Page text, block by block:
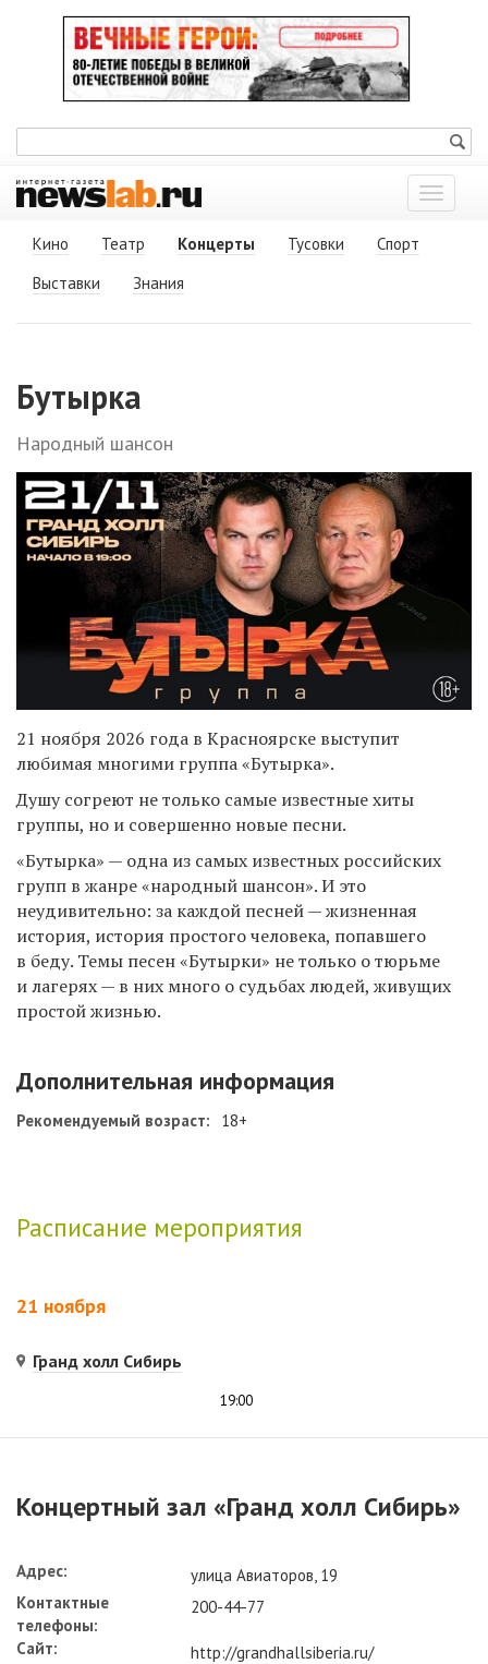
Показать
меню
Кино
Театр Концерты Тусовки
Спорт
Выставки
Знания
Бутырка
Народный шансон
21 ноября 2026 года в Красноярске выступит
любимая многими группа «Бутырка».
Душу согреют не только самые известные хиты
группы, но и совершенно новые песни.
«Бутырка» — одна из самых известных российских
групп в жанре «народный шансон». И это
неудивительно: за каждой песней — жизненная
история, история простого человека, попавшего
в беду. Темы песен «Бутырки» не только о тюрьме
и лагерях — в них много о судьбах людей, живущих
простой жизнью.
Дополнительная информация
Рекомендуемый возраст: 18+
Расписание мероприятия
21 ноября
Гранд холл Сибирь
19:00
Концертный зал «Гранд холл Сибирь»
Адрес:
улица Авиаторов, 19
Контактные
телефоны:
200-44-77
Сайт: http://grandhallsiberia.ru/